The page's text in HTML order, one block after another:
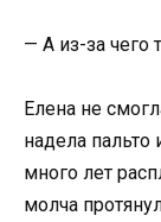
— А из-за чего
Елена не
надела
много лет
молча